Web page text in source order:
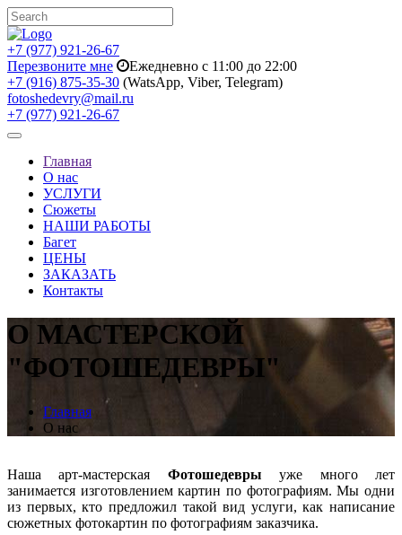
+7 (977) 921-26-67
Перезвоните мне
Ежедневно с 11:00 до 22:00
+7 (916) 875-35-30 (WatsApp, Viber, Telegram)
fotoshedevry@mail.ru
+7 (977) 921-26-67
Toggle
navigationГлавная
О нас
УСЛУГИ
Сюжеты
НАШИ РАБОТЫ
Багет
ЦЕНЫ
ЗАКАЗАТЬ
Контакты
О МАСТЕРСКОЙ
"ФОТОШЕДЕВРЫ"
Главная
О нас
Наша арт-мастерская Фотошедеврыуже много лет
занимается изготовлением картин по фотографиям. Мы одни
из первых, кто предложил такой вид услуги, как написание
сюжетных фотокартин по фотографиям заказчика.